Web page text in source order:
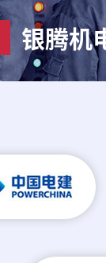
银腾机